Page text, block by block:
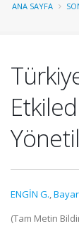
ANA SAYFA
ENGİN G.,
(Tam Metin